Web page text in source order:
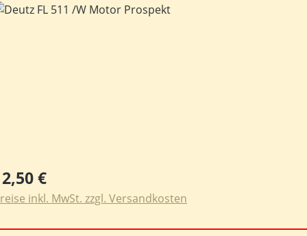
überspringen
Preis:
€
inkl. MwSt. zzgl. Versandkosten